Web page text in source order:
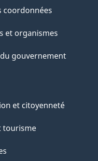
coordonnées
et organismes
gouvernement
et citoyenneté
tourisme